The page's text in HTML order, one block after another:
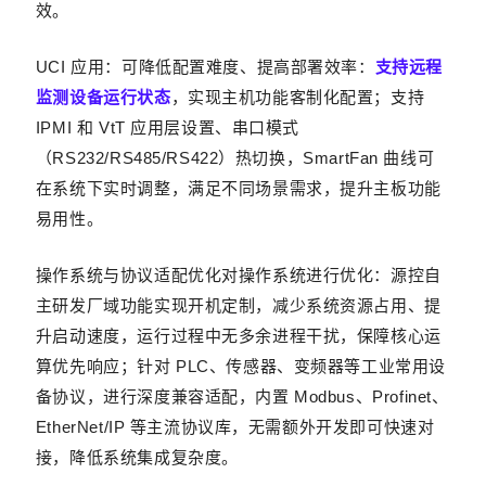
效。
UCI 应用：可降低配置难度、提高部署效率： 支持远程
监测设备运行状态，实现主机功能客制化配置；支持
IPMI 和 VtT 应用层设置、串口模式
（RS232/RS485/RS422）热切换，SmartFan 曲线可
在系统下实时调整，满足不同场景需求，提升主板功能
易用性。
操作系统与协议适配优化对操作系统进行优化：源控自
主研发厂域功能实现开机定制，减少系统资源占用、提
升启动速度，运行过程中无多余进程干扰，保障核心运
算优先响应；针对 PLC、传感器、变频器等工业常用设
备协议，进行深度兼容适配，内置 Modbus、Profinet、
EtherNet/IP 等主流协议库，无需额外开发即可快速对
接，降低系统集成复杂度。